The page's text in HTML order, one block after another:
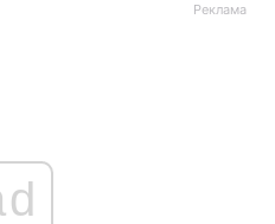
Реклама